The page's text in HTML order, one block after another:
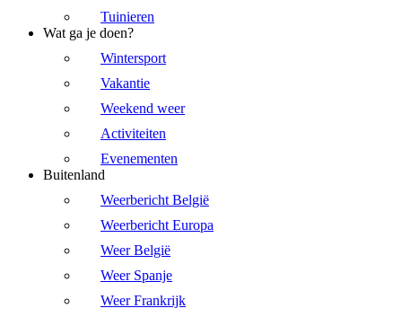
Tuinieren
Wat ga je doen?
Wintersport
Vakantie
Weekend weer
Activiteiten
Evenementen
Buitenland
Weerbericht België
Weerbericht Europa
Weer België
Weer Spanje
Weer Frankrijk